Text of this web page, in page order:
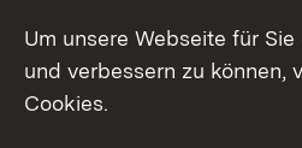
Mastodon
Messenger
Um unsere Webseite für
und verbessern zu können,
Cookies.